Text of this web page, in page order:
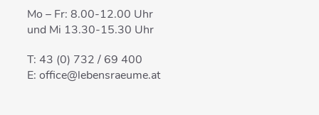
Mo – Fr: 8.00-12.00 Uhr
und Mi 13.30-15.30 Uhr
T:43 (0) 732 / 69 400
E:office@lebensraeume.at